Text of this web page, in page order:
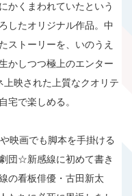
かくまわれていたという
したオリジナル作品。中
ストーリーを、いのうえ
かしつつ極上のエンター
映された上質なクオリテ
宅で楽しめる。
映画でも脚本を手掛ける
団☆新感線に初めて書き
の看板俳優・古田新太